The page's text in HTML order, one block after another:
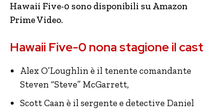
Hawaii Five-0 sono disponibili su Amazon
Prime Video.
Hawaii Five-0 nona stagione il cast
Alex O’Loughlin è il tenente comandante
Steven “Steve” McGarrett,
Scott Caan è il sergente e detective Daniel